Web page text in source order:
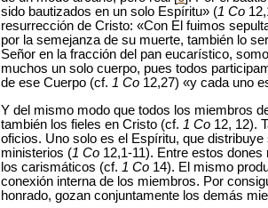
sido bautizados en un solo Espíritu» (1 Co
resurrección de Cristo: «Con El fuimos
por la semejanza de su muerte, también lo
Señor en la fracción del pan eucarístico,
muchos un solo cuerpo, pues todos
de ese Cuerpo (cf. 1 Co 12,27) «y cada uno
Y del mismo modo que todos los miembros
también los fieles en Cristo (cf. 1 Co 12, 12).
oficios. Uno solo es el Espíritu, que
ministerios (1 Co 12,1-11). Entre estos
los carismáticos (cf. 1 Co 14). El mismo
conexión interna de los miembros. Por
honrado, gozan conjuntamente los demás